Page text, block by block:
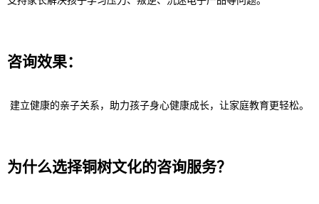
咨询效果：
建立健康的亲子关系，助力孩子身心健康成长，让家庭教育更轻松。
为什么选择铜树文化的咨询服务？